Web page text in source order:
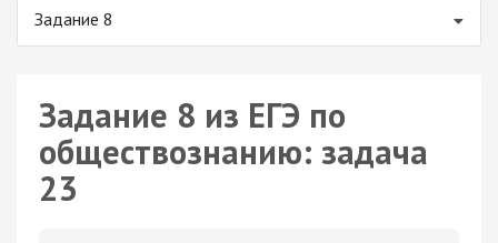
Задание 8
Задание 8 из ЕГЭ по
обществознанию: задача
23